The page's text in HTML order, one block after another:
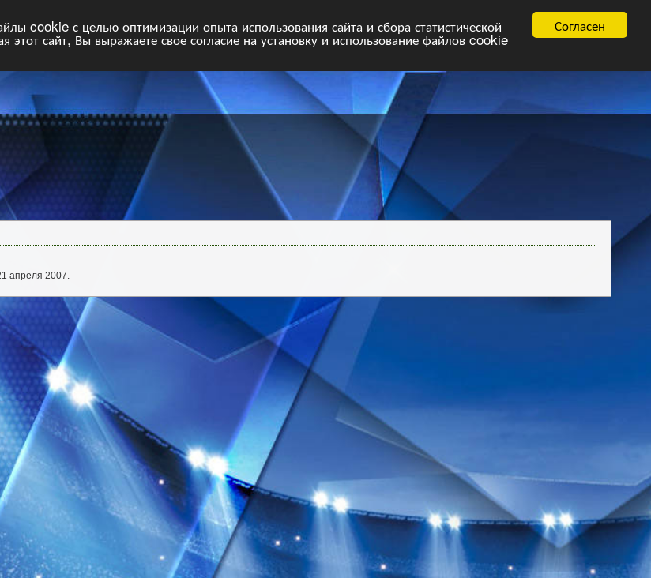
Согласен
cookie с целью оптимизации опыта использования сайта и сбора статистической
сайт, Вы выражаете свое согласие на установку и использование файлов cookie
апреля 2007.